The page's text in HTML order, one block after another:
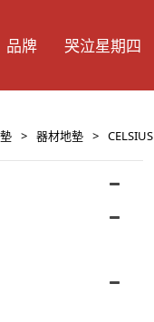
品牌 哭泣星期四
> 器材地墊 > CELSIUS